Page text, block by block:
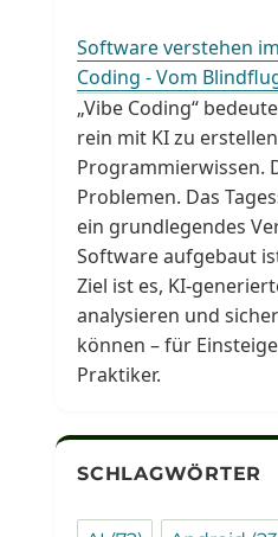
Software verstehen
Coding - Vom
„Vibe Coding“
rein mit KI zu
Programmierwissen.
Problemen. Das
ein grundlegendes
Software aufgebaut
Ziel ist es, KI-
analysieren und
können – für
Praktiker.
SCHLAGWÖRTER